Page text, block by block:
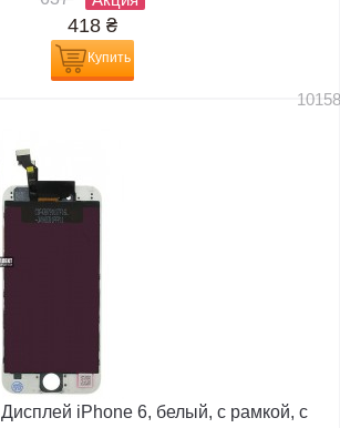
418 ₴
Купить
Дисплей iPhone 6, белый, с рамкой, с